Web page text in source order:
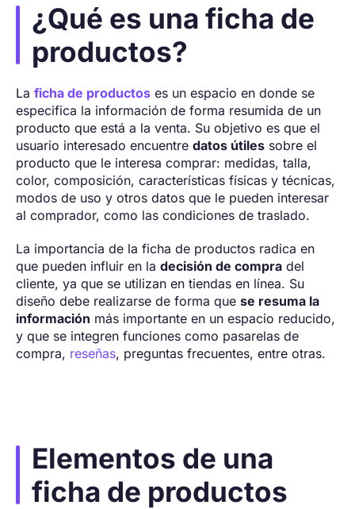
¿Qué es una ficha de
productos?
La ficha de productos es un espacio en donde se
especifica la información de forma resumida de un
producto que está a la venta. Su objetivo es que el
usuario interesado encuentre datos útiles sobre el
producto que le interesa comprar: medidas, talla,
color, composición, características físicas y técnicas,
modos de uso y otros datos que le pueden interesar
al comprador, como las condiciones de traslado.
La importancia de la ficha de productos radica en
que pueden influir en la decisión de compra del
cliente, ya que se utilizan en tiendas en línea. Su
diseño debe realizarse de forma que se resuma la
información más importante en un espacio reducido,
y que se integren funciones como pasarelas de
compra, reseñas, preguntas frecuentes, entre otras.
Elementos de una
ficha de productos